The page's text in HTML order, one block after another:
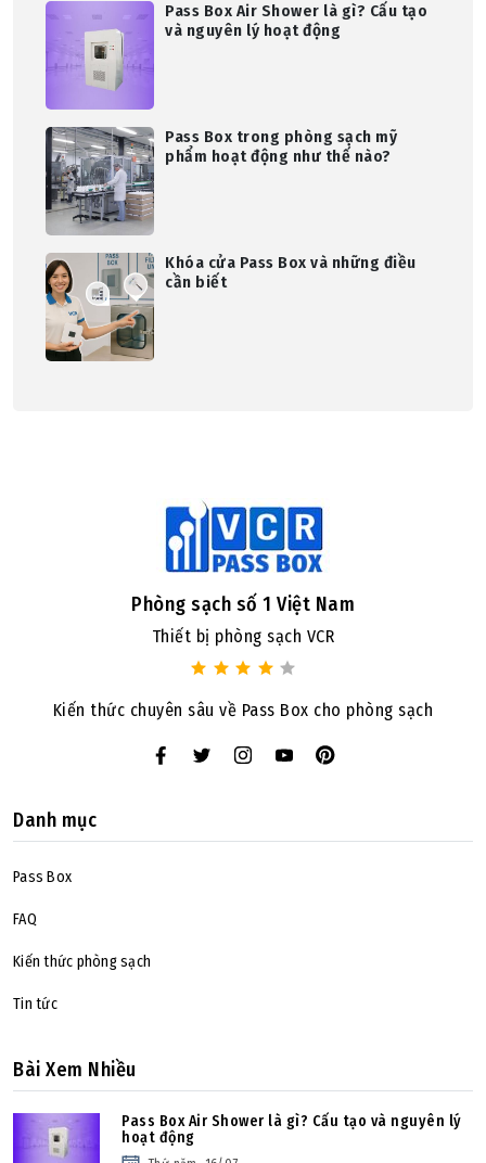
Pass Box Air Shower là gì? Cấu tạo
và nguyên lý hoạt động
Pass Box trong phòng sạch mỹ
phẩm hoạt động như thế nào?
Khóa cửa Pass Box và những điều
cần biết
Phòng sạch số 1 Việt Nam
Thiết bị phòng sạch VCR
Kiến thức chuyên sâu về Pass Box cho phòng sạch
Danh mục
Pass Box
FAQ
Kiến thức phòng sạch
Tin tức
Bài Xem Nhiều
Pass Box Air Shower là gì? Cấu tạo và nguyên lý
hoạt động